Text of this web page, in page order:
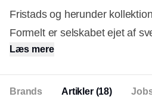
Fristads og herunder
Formelt er selskabet ejet af
del af den internationale
indenfor arbejdstøj, fodtøj,
Læs mere
Brands Artikler (18)